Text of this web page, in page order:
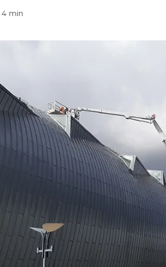
min